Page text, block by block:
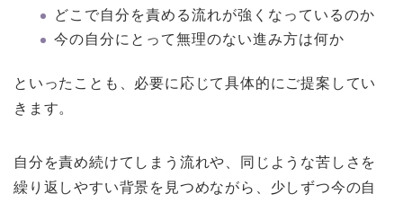
どこで自分を責める流れが強くなっているのか
今の自分にとって無理のない進み方は何か
といったことも、必要に応じて具体的にご提案してい
きます。
自分を責め続けてしまう流れや、同じような苦しさを
繰り返しやすい背景を見つめながら、少しずつ今の自